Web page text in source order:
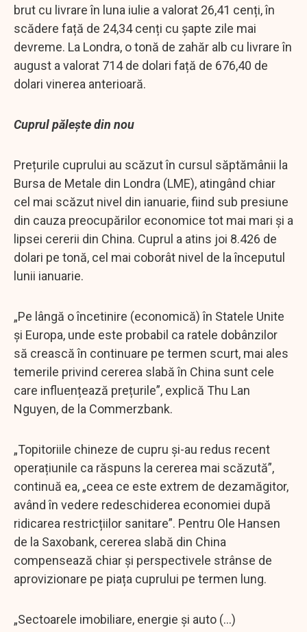
brut cu livrare în luna iulie a valorat 26,41 cenți, în
scădere față de 24,34 cenți cu șapte zile mai
devreme. La Londra, o tonă de zahăr alb cu livrare în
august a valorat 714 de dolari față de 676,40 de
dolari vinerea anterioară.
Cuprul pălește din nou
Prețurile cuprului au scăzut în cursul săptămânii la
Bursa de Metale din Londra (LME), atingând chiar
cel mai scăzut nivel din ianuarie, fiind sub presiune
din cauza preocupărilor economice tot mai mari și a
lipsei cererii din China. Cuprul a atins joi 8.426 de
dolari pe tonă, cel mai coborât nivel de la începutul
lunii ianuarie.
„Pe lângă o încetinire (economică) în Statele Unite
și Europa, unde este probabil ca ratele dobânzilor
să crească în continuare pe termen scurt, mai ales
temerile privind cererea slabă în China sunt cele
care influențează prețurile”, explică Thu Lan
Nguyen, de la Commerzbank.
„Topitoriile chineze de cupru și-au redus recent
operațiunile ca răspuns la cererea mai scăzută”,
continuă ea, „ceea ce este extrem de dezamăgitor,
având în vedere redeschiderea economiei după
ridicarea restricțiilor sanitare”. Pentru Ole Hansen
de la Saxobank, cererea slabă din China
compensează chiar și perspectivele strânse de
aprovizionare pe piața cuprului pe termen lung.
„Sectoarele imobiliare, energie și auto (...)